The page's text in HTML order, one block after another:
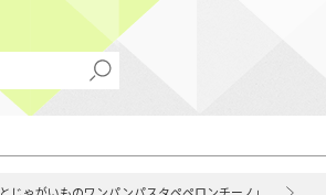
ゃがいものワンパンパスタペペロンチーノ」